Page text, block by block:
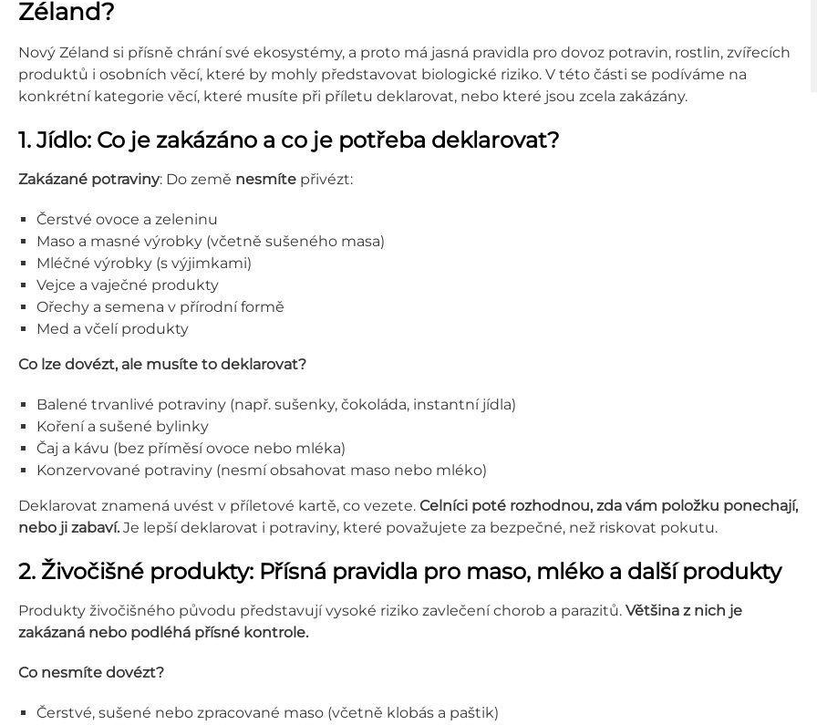
Zéland?
Nový Zéland si přísně chrání své ekosystémy, a proto má jasná pravidla pro dovoz potravin, rostlin, zvířecích
produktů i osobních věcí, které by mohly představovat biologické riziko. V této části se podíváme na
konkrétní kategorie věcí, které musíte při příletu deklarovat, nebo které jsou zcela zakázány.
1. Jídlo: Co je zakázáno a co je potřeba deklarovat?
Zakázané potraviny: Do země nesmíte přivézt:
Čerstvé ovoce a zeleninu
Maso a masné výrobky (včetně sušeného masa)
Mléčné výrobky (s výjimkami)
Vejce a vaječné produkty
Ořechy a semena v přírodní formě
Med a včelí produkty
Co lze dovézt, ale musíte to deklarovat?
Balené trvanlivé potraviny (např. sušenky, čokoláda, instantní jídla)
Koření a sušené bylinky
Čaj a kávu (bez příměsí ovoce nebo mléka)
Konzervované potraviny (nesmí obsahovat maso nebo mléko)
Deklarovat znamená uvést v příletové kartě, co vezete. Celníci poté rozhodnou, zda vám položku ponechají,
nebo ji zabaví. Je lepší deklarovat i potraviny, které považujete za bezpečné, než riskovat pokutu.
2. Živočišné produkty: Přísná pravidla pro maso, mléko a další produkty
Produkty živočišného původu představují vysoké riziko zavlečení chorob a parazitů. Většina z nich je
zakázaná nebo podléhá přísné kontrole.
Co nesmíte dovézt?
Čerstvé, sušené nebo zpracované maso (včetně klobás a paštik)